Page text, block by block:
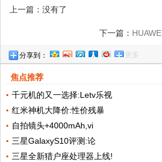
上一篇：没有了
下一篇：
分享到： 更多
焦点推荐
千元机的又一选择:Letv乐视
红米神机大降价:性价残暴
自拍镜头+4000mAh,vi
三星GalaxyS10评测:论
三星全新猎户座处理器上线!